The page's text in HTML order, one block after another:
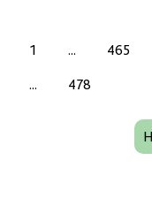
1 ... 465
... 478